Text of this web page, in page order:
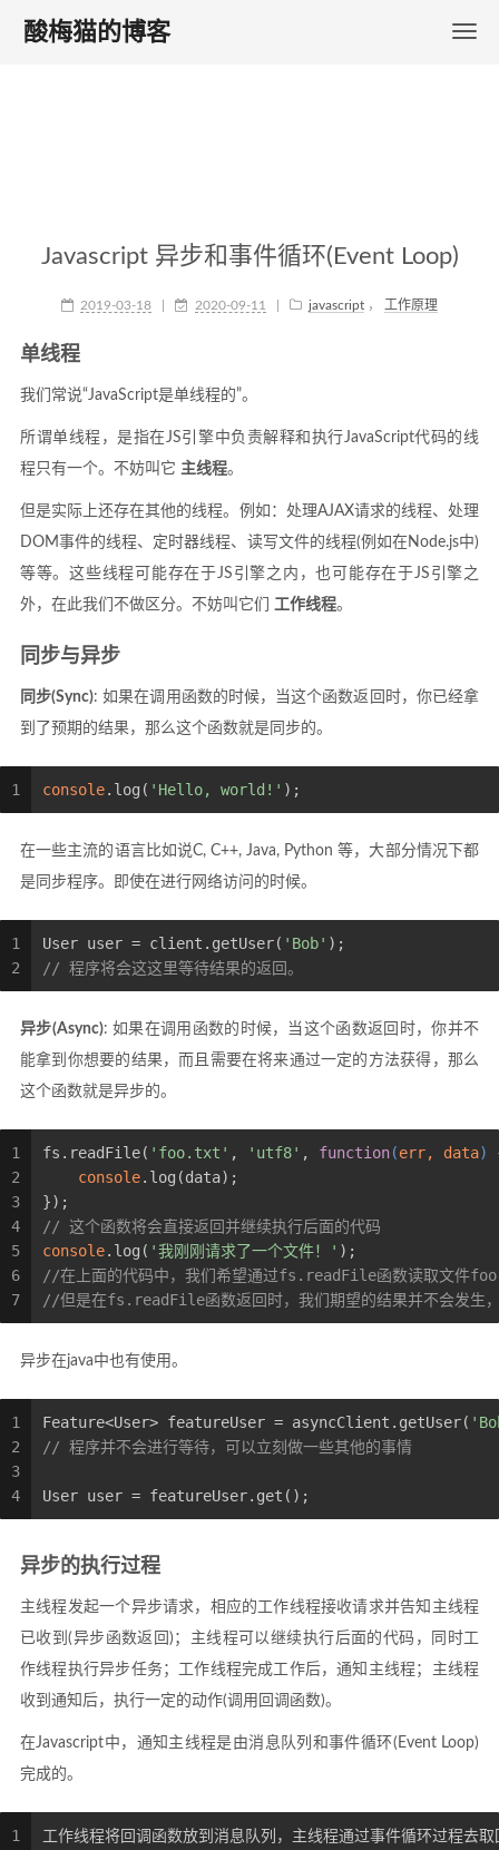
酸梅猫的博客
Javascript 异步和事件循环(Event Loop)
2019-03-18 2020-09-11 javascript ， 工作原理
单线程
我们常说“JavaScript是单线程的”。
所谓单线程，是指在JS引擎中负责解释和执行JavaScript代码的线
程只有一个。不妨叫它 主线程。
但是实际上还存在其他的线程。例如：处理AJAX请求的线程、处理
DOM事件的线程、定时器线程、读写文件的线程(例如在Node.js中)
等等。这些线程可能存在于JS引擎之内，也可能存在于JS引擎之
外，在此我们不做区分。不妨叫它们 工作线程。
同步与异步
同步(Sync): 如果在调用函数的时候，当这个函数返回时，你已经拿
到了预期的结果，那么这个函数就是同步的。
1 console.log( 'Hello, world!' );
在一些主流的语言比如说C, C++, Java, Python 等，大部分情况下都
是同步程序。即使在进行网络访问的时候。
1
2
User user = client.getUser( 'Bob' );
// 程序将会这这里等待结果的返回。
异步(Async): 如果在调用函数的时候，当这个函数返回时，你并不
能拿到你想要的结果，而且需要在将来通过一定的方法获得，那么
这个函数就是异步的。
1
2
3
4
5
6
7
fs.readFile( 'foo.txt' , 'utf8' , function(err, data)
console.log(data);
});
// 这个函数将会直接返回并继续执行后面的代码
console.log( '我刚刚请求了一个文件！' );
//在上面的代码中，我们希望通过fs.readFile函数读取文件
//但是在fs.readFile函数返回时，我们期望的结果并不会发生，
异步在java中也有使用。
1
2
3
4
Feature<User> featureUser = asyncClient.getUser(
// 程序并不会进行等待，可以立刻做一些其他的事情
User user = featureUser.get();
异步的执行过程
主线程发起一个异步请求，相应的工作线程接收请求并告知主线程
已收到(异步函数返回)；主线程可以继续执行后面的代码，同时工
作线程执行异步任务；工作线程完成工作后，通知主线程；主线程
收到通知后，执行一定的动作(调用回调函数)。
在Javascript中，通知主线程是由消息队列和事件循环(Event Loop)
完成的。
1 工作线程将回调函数放到消息队列，主线程通过事件循环过程去